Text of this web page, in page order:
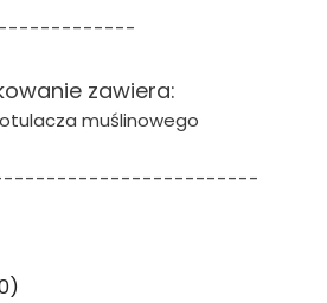
zawiera:
muślinowego